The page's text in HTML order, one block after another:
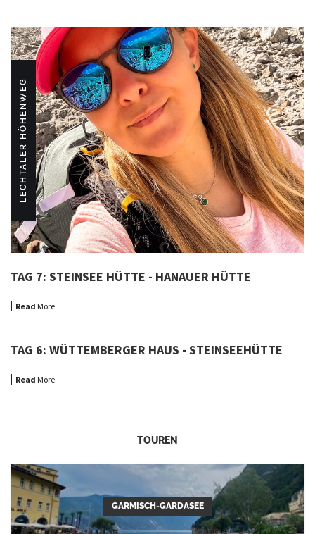
LECHTALER HÖHENWEG
TAG 7: STEINSEE HÜTTE - HANAUER HÜTTE
Read More
TAG 6: WÜTTEMBERGER HAUS - STEINSEEHÜTTE
Read More
TOUREN
GARMISCH-GARDASEE